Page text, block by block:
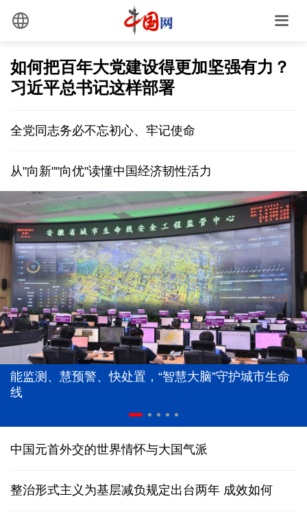
如何把百年大党建设得更加坚强有力？
习近平总书记这样部署
全党同志务必不忘初心、牢记使命
从"向新""向优"读懂中国经济韧性活力
能监测、慧预警、快处置，“智慧大脑”守护城市生命
线
中国元首外交的世界情怀与大国气派
整治形式主义为基层减负规定出台两年 成效如何